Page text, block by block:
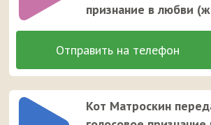
признание в любви
Кот Матроскин